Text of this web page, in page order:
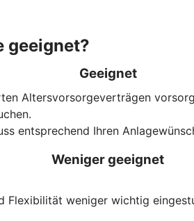
geeignet?
Geeignet
Alters­vorsorge­verträgen
entsprechend Ihren
Weniger geeignet
Flexibilität weniger wichtig